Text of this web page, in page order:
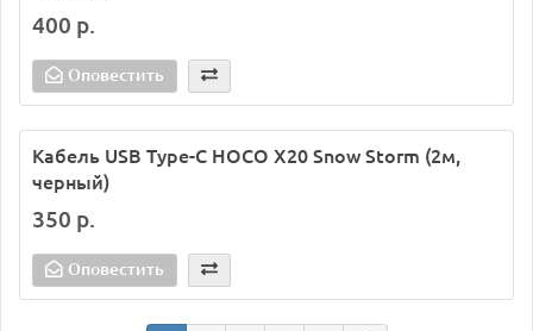
400 р.
Оповестить
Кабель USB Type-C HOCO X20 Snow Storm (2м,
черный)
350 р.
Оповестить